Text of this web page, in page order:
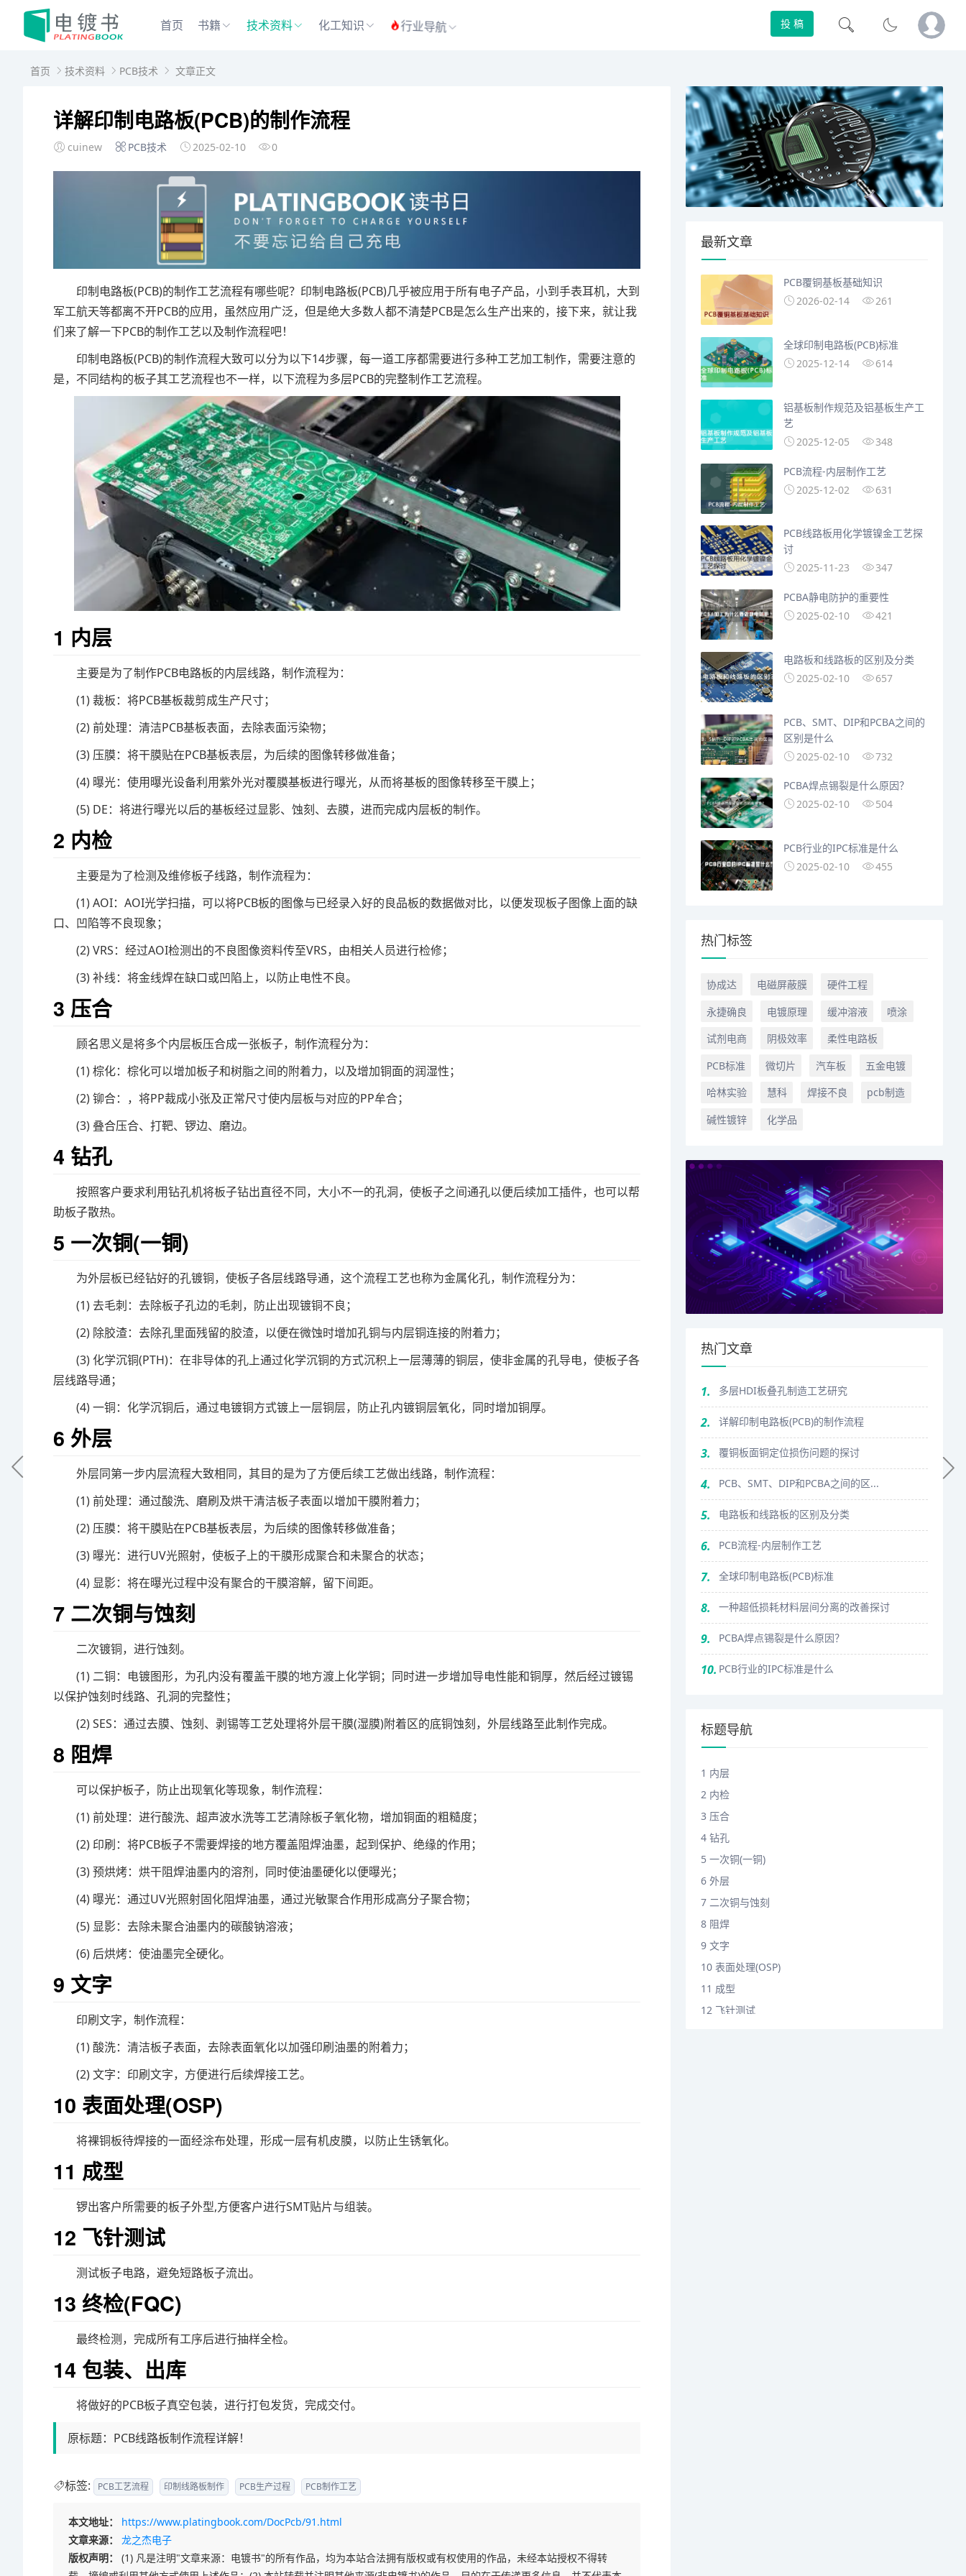
首页 书籍 技术资料 化工知识 行业导航 投 稿
首页 技术资料 PCB技术 文章正文
详解印制电路板(PCB)的制作流程
cuinew PCB技术 2025-02-10 0
印制电路板(PCB)的制作工艺流程有哪些呢？印制电路板(PCB)几乎被应用于所有电子产品，小到手表耳机，大到
军工航天等都离不开PCB的应用，虽然应用广泛，但是绝大多数人都不清楚PCB是怎么生产出来的，接下来，就让我
们来了解一下PCB的制作工艺以及制作流程吧！
印制电路板(PCB)的制作流程大致可以分为以下14步骤，每一道工序都需要进行多种工艺加工制作，需要注意的
是，不同结构的板子其工艺流程也不一样，以下流程为多层PCB的完整制作工艺流程。
1 内层
主要是为了制作PCB电路板的内层线路，制作流程为：
(1) 裁板：将PCB基板裁剪成生产尺寸；
(2) 前处理：清洁PCB基板表面，去除表面污染物；
(3) 压膜：将干膜贴在PCB基板表层，为后续的图像转移做准备；
(4) 曝光：使用曝光设备利用紫外光对覆膜基板进行曝光，从而将基板的图像转移至干膜上；
(5) DE：将进行曝光以后的基板经过显影、蚀刻、去膜，进而完成内层板的制作。
2 内检
主要是为了检测及维修板子线路，制作流程为：
(1) AOI：AOI光学扫描，可以将PCB板的图像与已经录入好的良品板的数据做对比，以便发现板子图像上面的缺
口、凹陷等不良现象；
(2) VRS：经过AOI检测出的不良图像资料传至VRS，由相关人员进行检修；
(3) 补线：将金线焊在缺口或凹陷上，以防止电性不良。
3 压合
顾名思义是将多个内层板压合成一张板子，制作流程分为：
(1) 棕化：棕化可以增加板子和树脂之间的附着力，以及增加铜面的润湿性；
(2) 铆合：，将PP裁成小张及正常尺寸使内层板与对应的PP牟合；
(3) 叠合压合、打靶、锣边、磨边。
4 钻孔
按照客户要求利用钻孔机将板子钻出直径不同，大小不一的孔洞，使板子之间通孔以便后续加工插件，也可以帮
助板子散热。
5 一次铜(一铜)
为外层板已经钻好的孔镀铜，使板子各层线路导通，这个流程工艺也称为金属化孔，制作流程分为：
(1) 去毛刺：去除板子孔边的毛刺，防止出现镀铜不良；
(2) 除胶渣：去除孔里面残留的胶渣，以便在微蚀时增加孔铜与内层铜连接的附着力；
(3) 化学沉铜(PTH)：在非导体的孔上通过化学沉铜的方式沉积上一层薄薄的铜层，使非金属的孔导电，使板子各
层线路导通；
(4) 一铜：化学沉铜后，通过电镀铜方式镀上一层铜层，防止孔内镀铜层氧化，同时增加铜厚。
6 外层
外层同第一步内层流程大致相同，其目的是为了方便后续工艺做出线路，制作流程：
(1) 前处理：通过酸洗、磨刷及烘干清洁板子表面以增加干膜附着力；
(2) 压膜：将干膜贴在PCB基板表层，为后续的图像转移做准备；
(3) 曝光：进行UV光照射，使板子上的干膜形成聚合和未聚合的状态；
(4) 显影：将在曝光过程中没有聚合的干膜溶解，留下间距。
7 二次铜与蚀刻
二次镀铜，进行蚀刻。
(1) 二铜：电镀图形，为孔内没有覆盖干膜的地方渡上化学铜；同时进一步增加导电性能和铜厚，然后经过镀锡
以保护蚀刻时线路、孔洞的完整性；
(2) SES：通过去膜、蚀刻、剥锡等工艺处理将外层干膜(湿膜)附着区的底铜蚀刻，外层线路至此制作完成。
8 阻焊
可以保护板子，防止出现氧化等现象，制作流程：
(1) 前处理：进行酸洗、超声波水洗等工艺清除板子氧化物，增加铜面的粗糙度；
(2) 印刷：将PCB板子不需要焊接的地方覆盖阻焊油墨，起到保护、绝缘的作用；
(3) 预烘烤：烘干阻焊油墨内的溶剂，同时使油墨硬化以便曝光；
(4) 曝光：通过UV光照射固化阻焊油墨，通过光敏聚合作用形成高分子聚合物；
(5) 显影：去除未聚合油墨内的碳酸钠溶液；
(6) 后烘烤：使油墨完全硬化。
9 文字
印刷文字，制作流程：
(1) 酸洗：清洁板子表面，去除表面氧化以加强印刷油墨的附着力；
(2) 文字：印刷文字，方便进行后续焊接工艺。
10 表面处理(OSP)
将裸铜板待焊接的一面经涂布处理，形成一层有机皮膜，以防止生锈氧化。
11 成型
锣出客户所需要的板子外型,方便客户进行SMT贴片与组装。
12 飞针测试
测试板子电路，避免短路板子流出。
13 终检(FQC)
最终检测，完成所有工序后进行抽样全检。
14 包装、出库
将做好的PCB板子真空包装，进行打包发货，完成交付。
原标题：PCB线路板制作流程详解！
标签: PCB工艺流程 印制线路板制作 PCB生产过程 PCB制作工艺
本文地址：
https://www.platingbook.com/DocPcb/91.html
文章来源：
龙之杰电子
版权声明：
(1) 凡是注明"文章来源：电镀书"的所有作品，均为本站合法拥有版权或有权使用的作品，未经本站授权不得转
最新文章
PCB覆铜基板基础知识
2026-02-14
261
全球印制电路板(PCB)标准
2025-12-14
614
铝基板制作规范及铝基板生产工
艺
2025-12-05
348
PCB流程-内层制作工艺
2025-12-02
631
PCB线路板用化学镀镍金工艺探
讨
2025-11-23
347
PCBA静电防护的重要性
2025-02-10
421
电路板和线路板的区别及分类
2025-02-10
657
PCB、SMT、DIP和PCBA之间的
区别是什么
2025-02-10
732
PCBA焊点锡裂是什么原因？
2025-02-10
504
PCB行业的IPC标准是什么
2025-02-10
455
热门标签
协成达 电磁屏蔽膜
硬件工程
永捷确良
电镀原理 缓冲溶液
喷涂
试剂电商
阴极效率
柔性电路板
PCB标准
微切片 汽车板
五金电镀
哈林实验
慧科 焊接不良
pcb制造
碱性镀锌
化学品
热门文章
1. 多层HDI板叠孔制造工艺研究
2. 详解印制电路板(PCB)的制作流程
3. 覆铜板面铜定位损伤问题的探讨
4. PCB、SMT、DIP和PCBA之间的区...
5. 电路板和线路板的区别及分类
6. PCB流程-内层制作工艺
7. 全球印制电路板(PCB)标准
8. 一种超低损耗材料层间分离的改善探讨
9. PCBA焊点锡裂是什么原因？
10. PCB行业的IPC标准是什么
标题导航
1 内层
2 内检
3 压合
4 钻孔
5 一次铜(一铜)
6 外层
7 二次铜与蚀刻
8 阻焊
9 文字
10 表面处理(OSP)
11 成型
12 飞针测试